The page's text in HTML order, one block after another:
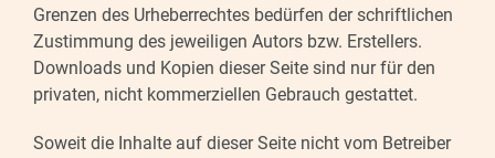
Grenzen des Urheberrechtes bedürfen der schriftlichen
Zustimmung des jeweiligen Autors bzw. Erstellers.
Downloads und Kopien dieser Seite sind nur für den
privaten, nicht kommerziellen Gebrauch gestattet.
Soweit die Inhalte auf dieser Seite nicht vom Betreiber